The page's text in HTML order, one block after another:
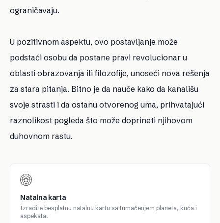
ograničavaju.
U pozitivnom aspektu, ovo postavljanje može
podstaći osobu da postane pravi revolucionar u
oblasti obrazovanja ili filozofije, unoseći nova rešenja
za stara pitanja. Bitno je da nauče kako da kanališu
svoje strasti i da ostanu otvorenog uma, prihvatajući
raznolikost pogleda što može doprineti njihovom
duhovnom rastu.
Natalna karta
Izradite besplatnu natalnu kartu sa tumačenjem planeta, kuća i
aspekata.